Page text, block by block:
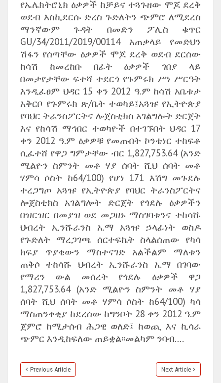
የኤሌክትሮኒክ ዕቃዎች ከቻይና ተጓጉዘው ሞጆ ደረቅ
ወደብ እስኪደርሱ ድረስ ጉድለትን ጭምሮ ለሚደረስ
ማንኛውም ጉዳት በመድን ፖሊስ ቁጥር
GU/34/2011/2019/00114 አጠቃላይ የመድህን
ሽፋን የሰጣቸው ዕቃዎች ሞጆ ደረቅ ወደብ ደርሰው
ከሳሽ ከመረከቡ በፊት ዕቃዎች ገበያ ላይ
በመታየታቸው ፍተሻ ተደርጎ የጉምሩክ ሥነ ሥርዓት
እንዲፈፀም ህዳር 15 ቀን 2012 ዓ.ም ከሳሽ አቤቱታ
አቅርቦ የጉምሩክ ጽ/ቤት ተወካይ፤አጓዡ የኢትዮጵያ
የባህር ትራንስፖርትና ሎጀስቲክስ አገልግሎት ድርጀት
እና የከሳሽ ማኅበር ተወካዮች በተገኙበት ህዳር 17
ቀን 2012 ዓ.ም ዕቃዎቹ የመጡበት ኮንቴነር ተከፍቶ
ሲፈተሸ የዋጋ ግምታቸው ብር 1,827,753.64 (አንድ
ሚልዮን ስምንት መቶ ሃያ ሰባት ሺህ ሰባት መቶ
ሃምሳ ሶስት ከ64/100) የሆነ 171 እሽግ መጉደሉ
ተረጋግጦ አጓዡ የኢትዮጵያ የባህር ትራንስፖርትና
ሎጀስቲክስ አገልግሎት ድርጀት የጎደሉ ዕቃዎችን
በዝርዝር በመያዝ ወደ መጋዘኑ ማስገባቱንና ተከሳሹ
ህብረት ኢንሹራንስ አ.ማ አጓዡ ኃላፊነት ወስዶ
የጉድለት ማረጋገጫ ሰርተፍኬት ስላልሰጠው የካሳ
ክፍያ ጥያቄውን ማስተናገድ አልችልም ማለቱን
ጠቅሶ ተከሳሹ ህብረት ኢንሹራንስ አ.ማ በገባው
የማሪን ውል መሰረት የጎደሉ ዕቃዎች ዋጋ
1,827,753.64 (አንድ ሚልዮን ስምንት መቶ ሃያ
ሰባት ሺህ ሰባት መቶ ሃምሳ ሶስት ከ64/100) ካሳ
ማስጠንቀቂያ ከደረሰው ከግንቦት 28 ቀን 2012 ዓ.ም
ጀምሮ ከሚታሰብ ሕጋዊ ወለድ፤ ከወጪ እና ኪሳራ
ጭምር እንዲከፍለው ጠይቋል፡፡መልካም ንባብ….
Previous Article Next Article